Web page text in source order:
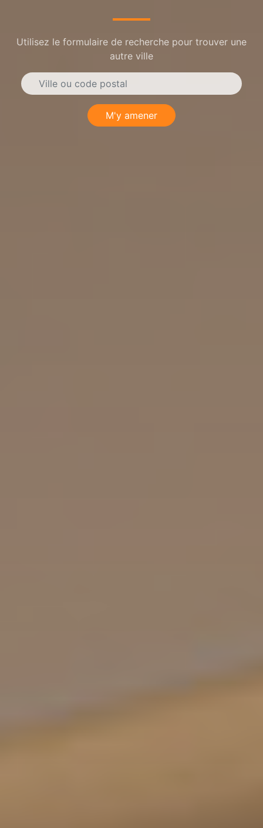
Utilisez le formulaire de recherche pour trouver une
autre ville
M'y amener